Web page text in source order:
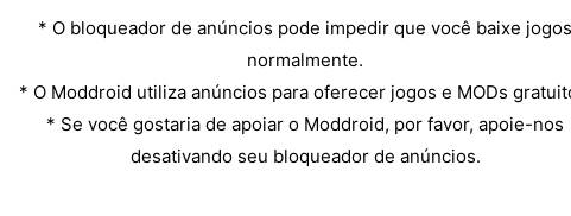
* O bloqueador de anúncios pode impedir que você baixe jogos
normalmente.
* O Moddroid utiliza anúncios para oferecer jogos e MODs
* Se você gostaria de apoiar o Moddroid, por favor, apoie-nos
desativando seu bloqueador de anúncios.